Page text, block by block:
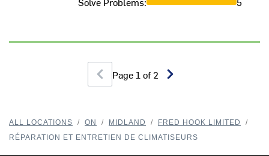
Page 1 of 2
ALL LOCATIONS / ON / MIDLAND / FRED HOOK LIMITED
/
RÉPARATION ET ENTRETIEN DE CLIMATISEURS